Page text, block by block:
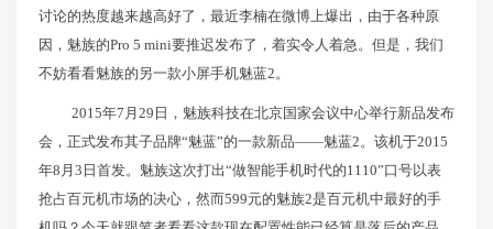
讨论的热度越来越高好了，最近李楠在微博上爆出，由于各种原
因，魅族的Pro 5 mini要推迟发布了，着实令人着急。但是，我们
不妨看看魅族的另一款小屏手机魅蓝2。
2015年7月29日，魅族科技在北京国家会议中心举行新品发布
会，正式发布其子品牌“魅蓝”的一款新品——魅蓝2。该机于2015
年8月3日首发。魅族这次打出“做智能手机时代的1110”口号以表
抢占百元机市场的决心，然而599元的魅族2是百元机中最好的手